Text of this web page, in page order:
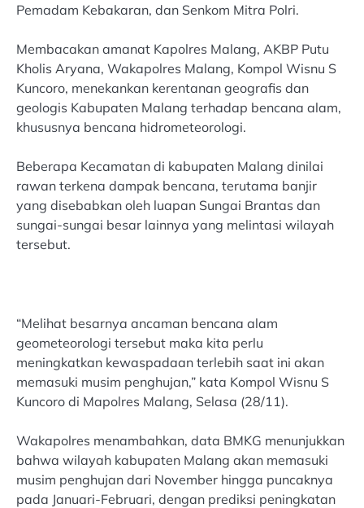
Pemadam Kebakaran, dan Senkom Mitra Polri.
Membacakan amanat Kapolres Malang, AKBP Putu
Kholis Aryana, Wakapolres Malang, Kompol Wisnu S
Kuncoro, menekankan kerentanan geografis dan
geologis Kabupaten Malang terhadap bencana alam,
khususnya bencana hidrometeorologi.
Beberapa Kecamatan di kabupaten Malang dinilai
rawan terkena dampak bencana, terutama banjir
yang disebabkan oleh luapan Sungai Brantas dan
sungai-sungai besar lainnya yang melintasi wilayah
tersebut.
“Melihat besarnya ancaman bencana alam
geometeorologi tersebut maka kita perlu
meningkatkan kewaspadaan terlebih saat ini akan
memasuki musim penghujan,” kata Kompol Wisnu S
Kuncoro di Mapolres Malang, Selasa (28/11).
Wakapolres menambahkan, data BMKG menunjukkan
bahwa wilayah kabupaten Malang akan memasuki
musim penghujan dari November hingga puncaknya
pada Januari-Februari, dengan prediksi peningkatan